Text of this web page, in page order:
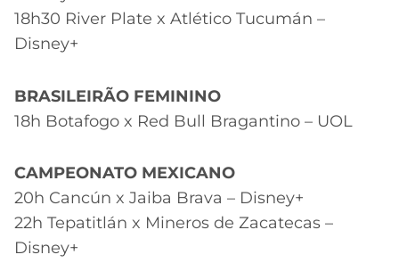
18h30 River Plate x Atlético Tucumán –
Disney+
BRASILEIRÃO FEMININO
18h Botafogo x Red Bull Bragantino – UOL
CAMPEONATO MEXICANO
20h Cancún x Jaiba Brava – Disney+
22h Tepatitlán x Mineros de Zacatecas –
Disney+